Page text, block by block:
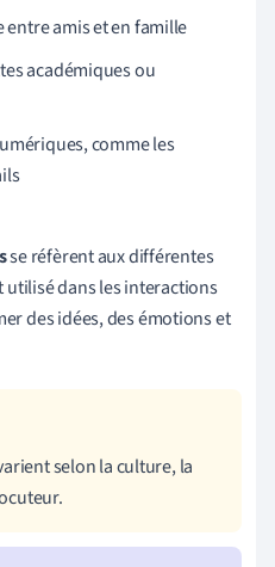
amis et en famille
académiques ou
comme les
se réfèrent aux différentes
utilisé dans les interactions
des idées, des émotions et
selon la culture, la